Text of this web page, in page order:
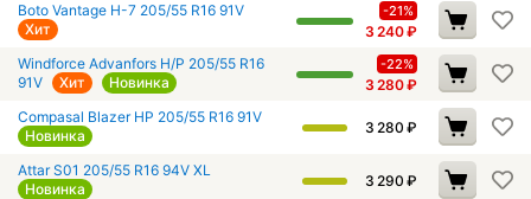
Boto Vantage H-7 205/55 R16 91V
Хит
-21%
3 240₽
Windforce Advanfors H/P 205/55 R16
91V
Хит Новинка
-22%
3 280₽
Compasal Blazer HP 205/55 R16 91V
Новинка
3 280 ₽
Attar S01 205/55 R16 94V XL
Новинка
3 290 ₽